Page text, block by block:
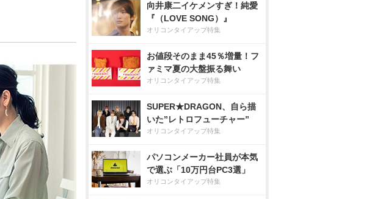
向井康二イケメンすぎ！純愛
『（LOVE SONG）』
オリコンタイアップ特集
お値段そのまま45％増量！フ
ァミマ夏の大盤振る舞い
オリコンタイアップ特集
SUPER★DRAGON、自ら描
いた”レトロフューチャー”
オリコンタイアップ特集
パソコンメーカー社員が本気
で選ぶ「10万円台PC3選」
オリコンタイアップ特集